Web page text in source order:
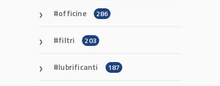
officine 286
filtri 203
lubrificanti 187